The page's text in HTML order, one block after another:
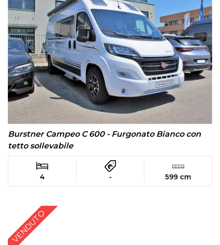
Burstner Campeo C 600 - Furgonato Bianco con
tetto sollevabile
4 - 599 cm
VENDUTO